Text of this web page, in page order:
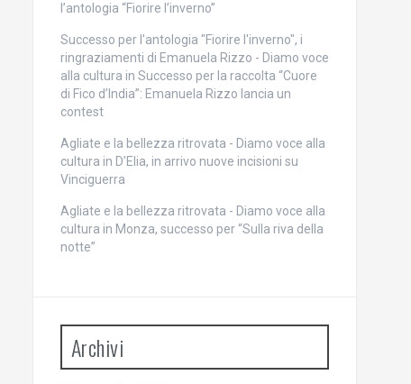
l’antologia “Fiorire l’inverno”
Successo per l'antologia "Fiorire l'inverno", i
ringraziamenti di Emanuela Rizzo - Diamo voce
alla cultura in Successo per la raccolta “Cuore
di Fico d’India”: Emanuela Rizzo lancia un
contest
Agliate e la bellezza ritrovata - Diamo voce alla
cultura in D’Elia, in arrivo nuove incisioni su
Vinciguerra
Agliate e la bellezza ritrovata - Diamo voce alla
cultura in Monza, successo per “Sulla riva della
notte”
Archivi